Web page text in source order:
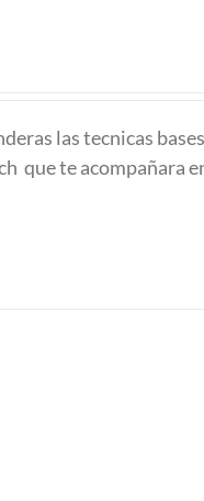
las tecnicas
que te acompañara